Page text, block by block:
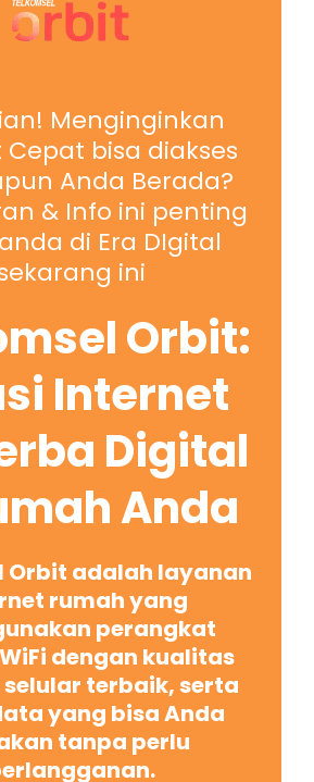
Menginginkan
bisa diakses
Anda Berada?
& Info ini penting
di Era DIgital
ini
Orbit:
Internet
Digital
Anda
Orbit adalah layanan
rumah yang
perangkat
dengan kualitas
terbaik, serta
yang bisa Anda
tanpa perlu